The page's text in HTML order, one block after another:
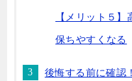
【メリット５
保ちやすくなる
後悔する前に確認